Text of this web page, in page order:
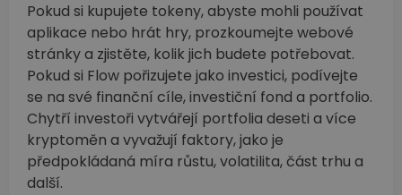
Pokud si kupujete tokeny, abyste mohli používat
aplikace nebo hrát hry, prozkoumejte webové
stránky a zjistěte, kolik jich budete potřebovat.
Pokud si Flow pořizujete jako investici, podívejte
se na své finanční cíle, investiční fond a portfolio.
Chytří investoři vytvářejí portfolia deseti a více
kryptoměn a vyvažují faktory, jako je
předpokládaná míra růstu, volatilita, část trhu a
další.